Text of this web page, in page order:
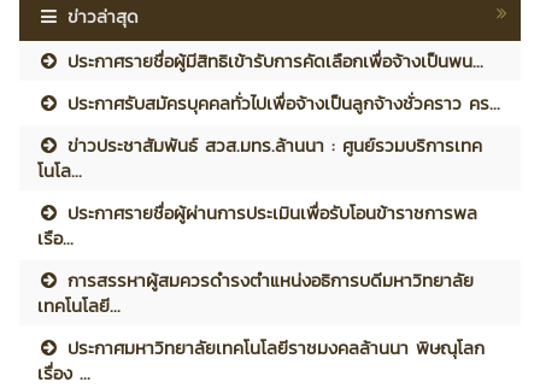
ข่าวล่าสุด
ประกาศรายชื่อผู้มีสิทธิเข้ารับการคัดเลือกเพื่อจ้างเป็นพน...
ประกาศรับสมัครบุคคลทั่วไปเพื่อจ้างเป็นลูกจ้างชั่วคราว คร...
ข่าวประชาสัมพันธ์ สวส.มทร.ล้านนา : ศูนย์รวมบริการเทค
โนโล...
ประกาศรายชื่อผู้ผ่านการประเมินเพื่อรับโอนข้าราชการพล
เรือ...
การสรรหาผู้สมควรดำรงตำแหน่งอธิการบดีมหาวิทยาลัย
เทคโนโลยี...
ประกาศมหาวิทยาลัยเทคโนโลยีราชมงคลล้านนา พิษณุโลก
เรื่อง ...